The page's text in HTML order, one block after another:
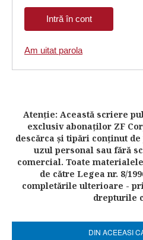
Am uitat parola
Atenţie: Această scriere
exclusiv abonaţilor ZF
descărca şi tipări conţinut
uzul personal sau fără
comercial. Toate
de către Legea nr. 8/
completările ulterioare -
drepturile
DIN ACEEASI